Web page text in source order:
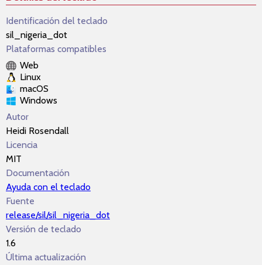
Identificación del teclado
sil_nigeria_dot
Plataformas compatibles
Web
Linux
macOS
Windows
Autor
Heidi Rosendall
Licencia
MIT
Documentación
Ayuda con el teclado
Fuente
release/sil/sil_nigeria_dot
Versión de teclado
1.6
Última actualización